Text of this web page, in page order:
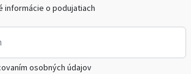
informácie o podujatiach
osobných údajov